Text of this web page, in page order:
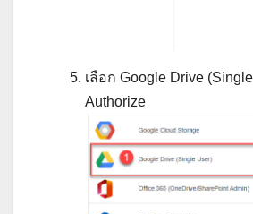
เลือก Google Drive
Authorize